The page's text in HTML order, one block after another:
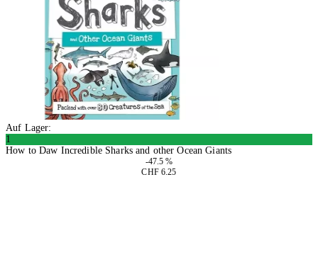
Auf Lager:
1
How to Daw Incredible Sharks and other Ocean Giants
-47.5 %
CHF 6.25